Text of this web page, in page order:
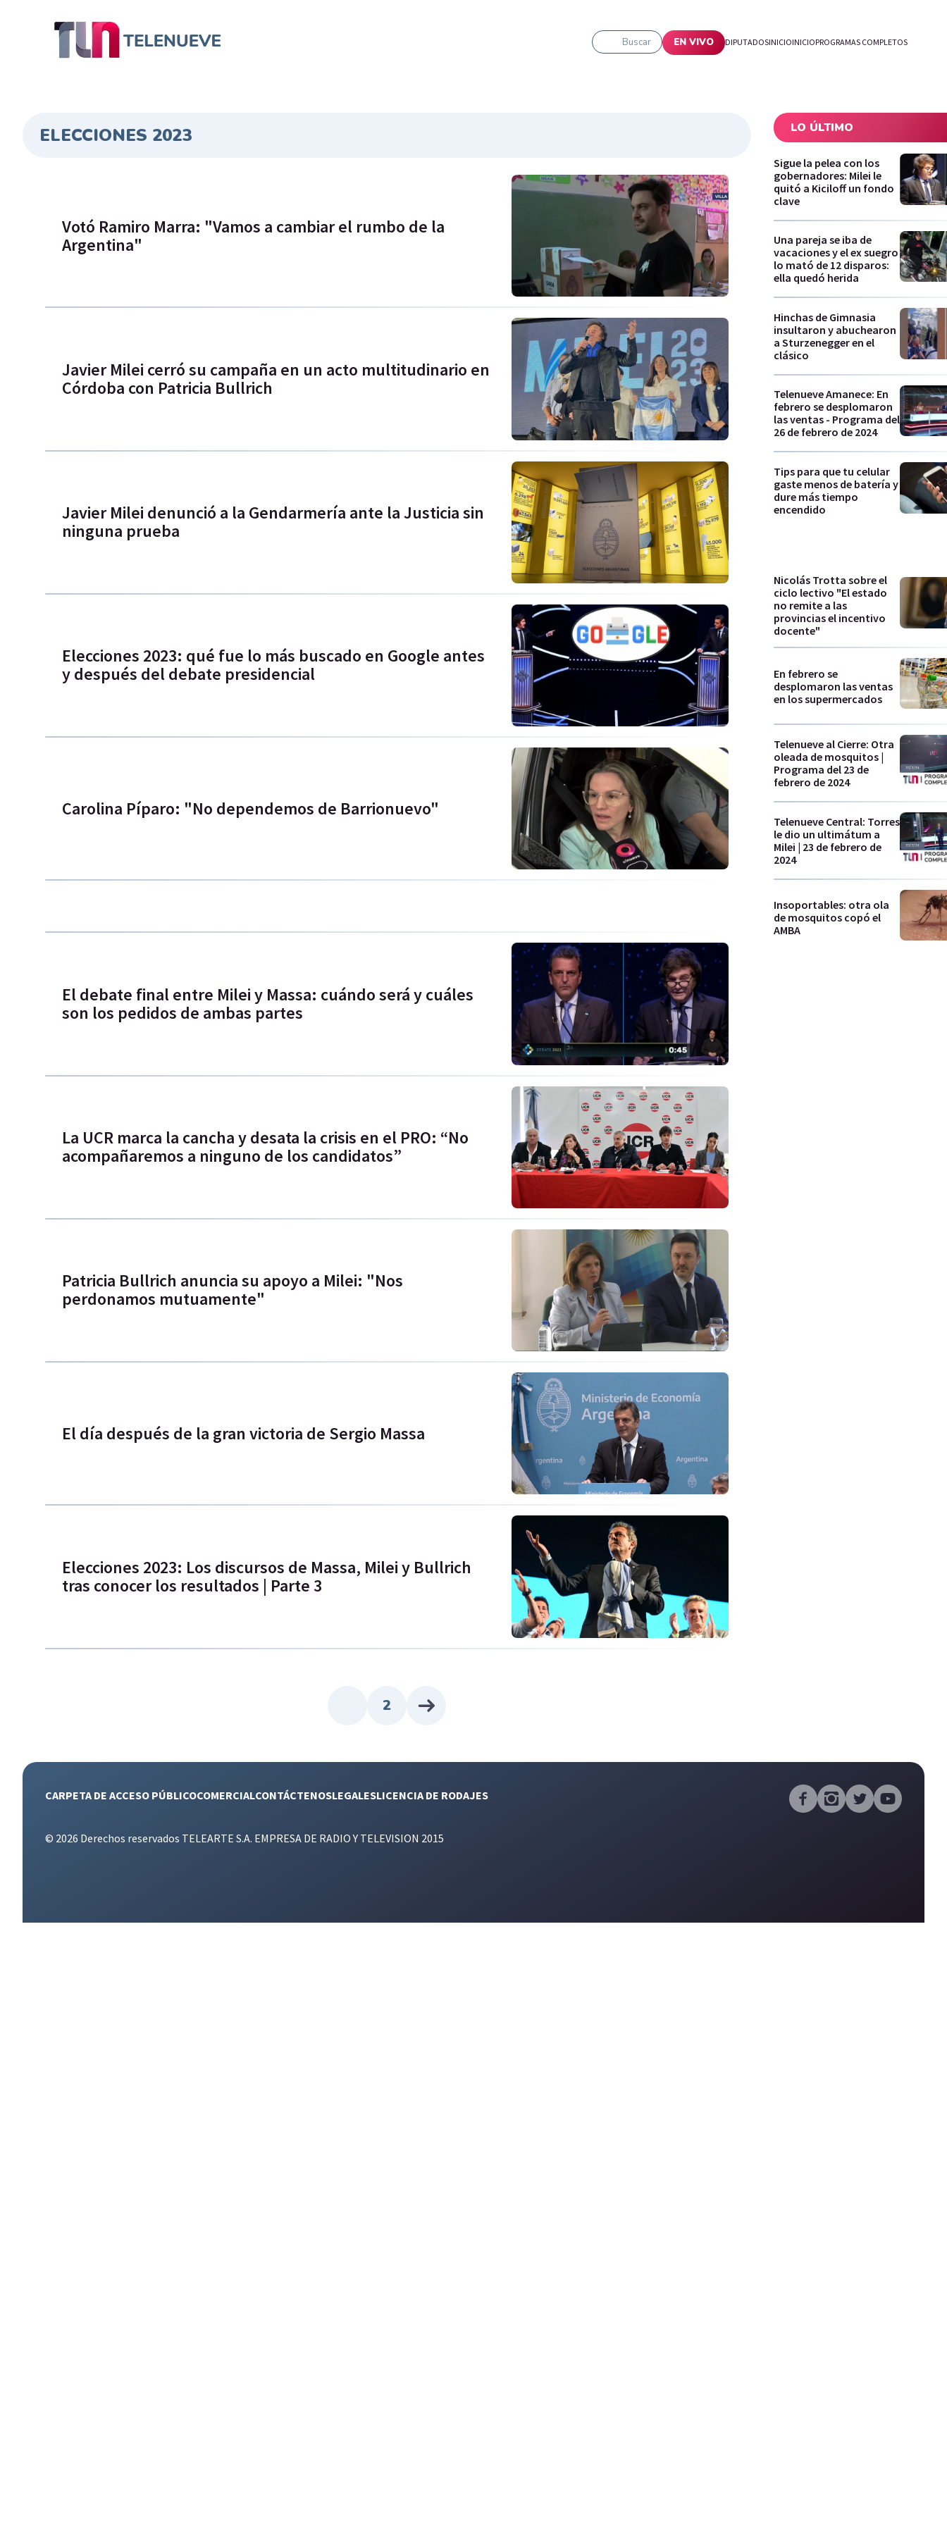
Buscar EN VIVO DIPUTADOSINICIOINICIOPROGRAMAS COMPLETOS
ELECCIONES 2023
Votó Ramiro Marra: "Vamos a cambiar el rumbo de la
Argentina"
Javier Milei cerró su campaña en un acto multitudinario en
Córdoba con Patricia Bullrich
Javier Milei denunció a la Gendarmería ante la Justicia sin
ninguna prueba
Elecciones 2023: qué fue lo más buscado en Google antes
y después del debate presidencial
Carolina Píparo: "No dependemos de Barrionuevo"
El debate final entre Milei y Massa: cuándo será y cuáles
son los pedidos de ambas partes
La UCR marca la cancha y desata la crisis en el PRO: “No
acompañaremos a ninguno de los candidatos”
Patricia Bullrich anuncia su apoyo a Milei: "Nos
perdonamos mutuamente"
El día después de la gran victoria de Sergio Massa
Elecciones 2023: Los discursos de Massa, Milei y Bullrich
tras conocer los resultados | Parte 3
2
LO ÚLTIMO
Sigue la pelea con los
gobernadores: Milei le
quitó a Kiciloff un fondo
clave
Una pareja se iba de
vacaciones y el ex suegro
lo mató de 12 disparos:
ella quedó herida
Hinchas de Gimnasia
insultaron y abuchearon
a Sturzenegger en el
clásico
Telenueve Amanece: En
febrero se desplomaron
las ventas - Programa del
26 de febrero de 2024
Tips para que tu celular
gaste menos de batería y
dure más tiempo
encendido
Nicolás Trotta sobre el
ciclo lectivo "El estado
no remite a las
provincias el incentivo
docente"
En febrero se
desplomaron las ventas
en los supermercados
Telenueve al Cierre: Otra
oleada de mosquitos |
Programa del 23 de
febrero de 2024
Telenueve Central: Torres
le dio un ultimátum a
Milei | 23 de febrero de
2024
Insoportables: otra ola
de mosquitos copó el
AMBA
CARPETA DE ACCESO PÚBLICOCOMERCIALCONTÁCTENOSLEGALESLICENCIA DE RODAJES
© 2026 Derechos reservados TELEARTE S.A. EMPRESA DE RADIO Y TELEVISION 2015